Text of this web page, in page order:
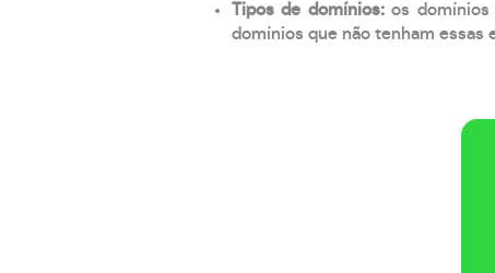
Tipos de domínios:os
domínios que não tenham essas